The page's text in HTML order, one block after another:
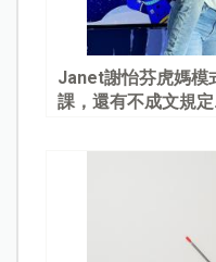
Janet謝怡芬虎媽模
課，還有不成文規